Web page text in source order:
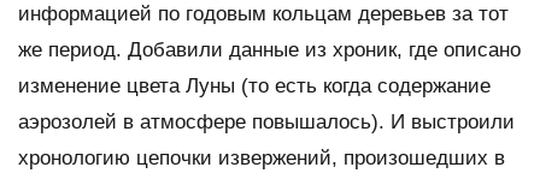
информацией по годовым кольцам деревьев за тот
же период. Добавили данные из хроник, где описано
изменение цвета Луны (то есть когда содержание
аэрозолей в атмосфере повышалось). И выстроили
хронологию цепочки извержений, произошедших в